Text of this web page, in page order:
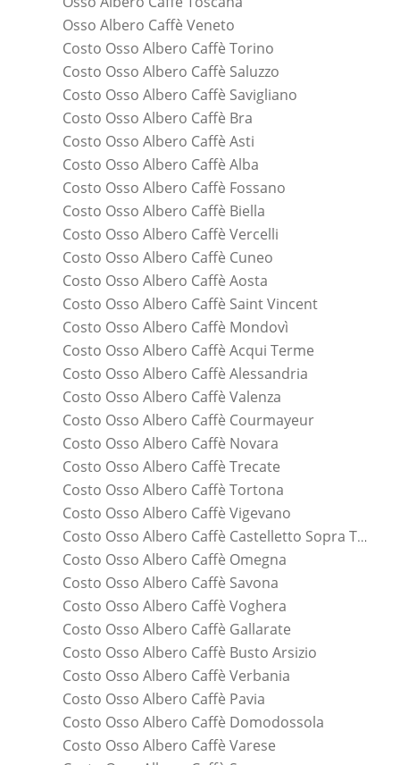
Osso Albero Caffè Veneto
Costo Osso Albero Caffè Torino
Costo Osso Albero Caffè Saluzzo
Costo Osso Albero Caffè Savigliano
Costo Osso Albero Caffè Bra
Costo Osso Albero Caffè Asti
Costo Osso Albero Caffè Alba
Costo Osso Albero Caffè Fossano
Costo Osso Albero Caffè Biella
Costo Osso Albero Caffè Vercelli
Costo Osso Albero Caffè Cuneo
Costo Osso Albero Caffè Aosta
Costo Osso Albero Caffè Saint Vincent
Costo Osso Albero Caffè Mondovì
Costo Osso Albero Caffè Acqui Terme
Costo Osso Albero Caffè Alessandria
Costo Osso Albero Caffè Valenza
Costo Osso Albero Caffè Courmayeur
Costo Osso Albero Caffè Novara
Costo Osso Albero Caffè Trecate
Costo Osso Albero Caffè Tortona
Costo Osso Albero Caffè Vigevano
Costo Osso Albero Caffè Castelletto Sopra Ticino
Costo Osso Albero Caffè Omegna
Costo Osso Albero Caffè Savona
Costo Osso Albero Caffè Voghera
Costo Osso Albero Caffè Gallarate
Costo Osso Albero Caffè Busto Arsizio
Costo Osso Albero Caffè Verbania
Costo Osso Albero Caffè Pavia
Costo Osso Albero Caffè Domodossola
Costo Osso Albero Caffè Varese